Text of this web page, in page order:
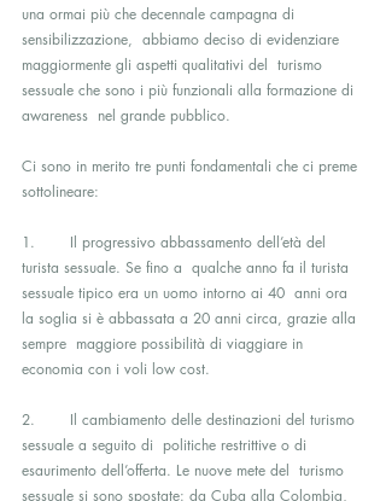
una ormai più che decennale campagna di
sensibilizzazione,  abbiamo deciso di evidenziare
maggiormente gli aspetti qualitativi del  turismo
sessuale che sono i più funzionali alla formazione di
awareness  nel grande pubblico.
Ci sono in merito tre punti fondamentali che ci preme
sottolineare:
1. 	Il progressivo abbassamento dell’età del
turista sessuale. Se fino a  qualche anno fa il turista
sessuale tipico era un uomo intorno ai 40  anni ora
la soglia si è abbassata a 20 anni circa, grazie alla
sempre  maggiore possibilità di viaggiare in
economia con i voli low cost.
2. 	Il cambiamento delle destinazioni del turismo
sessuale a seguito di  politiche restrittive o di
esaurimento dell’offerta. Le nuove mete del  turismo
sessuale si sono spostate: da Cuba alla Colombia,